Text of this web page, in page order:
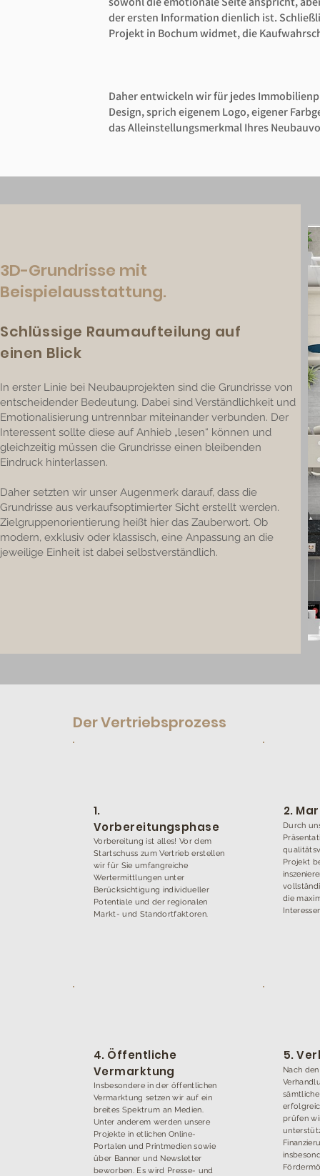
der ersten Information dienlich ist.
Projekt in Bochum widmet, die
Daher entwickeln wir für jedes
Design, sprich eigenem Logo, eigener
das Alleinstellungsmerkmal Ihres
3D-Grundrisse mit
Beispielausstattung.
Schlüssige Raumaufteilung auf
einen Blick
In erster Linie bei Neubauprojekten sind die Grundrisse von
entscheidender Bedeutung. Dabei sind Verständlichkeit und
Emotionalisierung untrennbar miteinander verbunden. Der
Interessent sollte diese auf Anhieb „lesen“ können und
gleichzeitig müssen die Grundrisse einen bleibenden
Eindruck hinterlassen.
Daher setzten wir unser Augenmerk darauf, dass die
Grundrisse aus verkaufsoptimierter Sicht erstellt werden.
Zielgruppenorientierung heißt hier das Zauberwort. Ob
modern, exklusiv oder klassisch, eine Anpassung an die
jeweilige Einheit ist dabei selbstverständlich.
Der Vertriebsprozess
1.
Vorbereitungsphase
Vorbereitung ist alles! Vor dem
Startschuss zum Vertrieb erstellen
wir für Sie umfangreiche
Wertermittlungen unter
Berücksichtigung individueller
Potentiale und der regionalen
Markt- und Standortfaktoren.
2.
Durch
Projekt
die
4. Öffentliche
Vermarktung
Insbesondere in der öffentlichen
Vermarktung setzen wir auf ein
breites Spektrum an Medien.
Unter anderem werden unsere
Projekte in etlichen Online-
Portalen und Printmedien sowie
über Banner und Newsletter
beworben. Es wird Presse- und
5.
Nach
prüfen